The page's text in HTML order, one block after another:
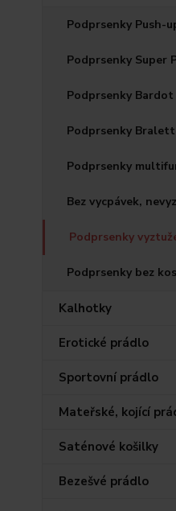
Podprsenky Push-
Podprsenky Super
Podprsenky Bardot
Podprsenky
Podprsenky
Bez vycpávek,
Podprsenky
Podprsenky bez
Kalhotky
Erotické prádlo
Sportovní prádlo
Mateřské, kojící
Saténové košilky
Bezešvé prádlo